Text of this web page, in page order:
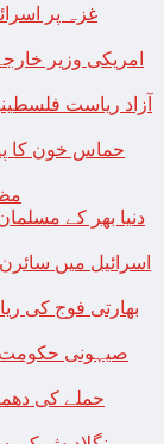
غزہ پر
امریکی وزیر
حماس خون کا
دنیا بھر کے
اسرائیل میں
حملے کی